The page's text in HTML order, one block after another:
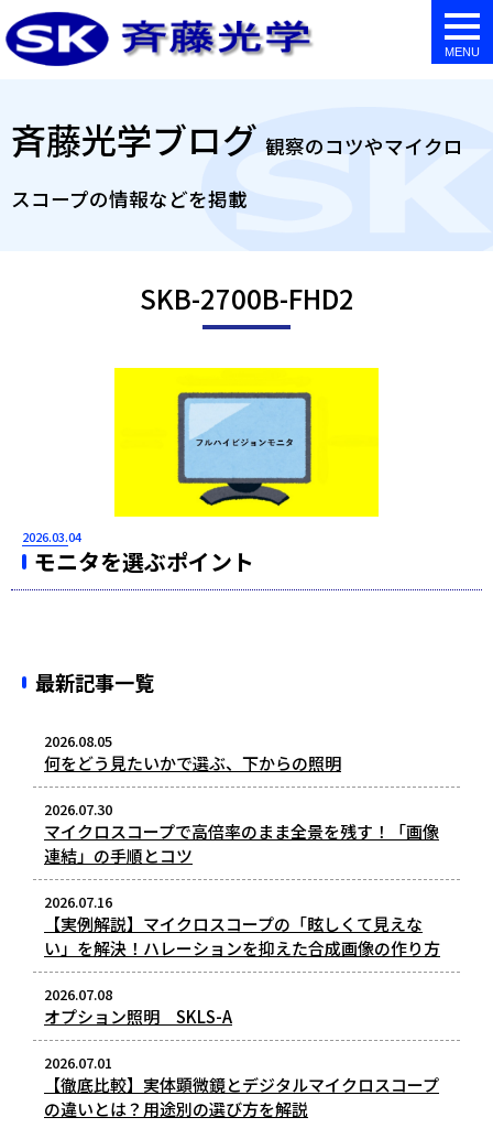
斉藤光学ブログ 観察のコツやマイクロ
スコープの情報などを掲載
SKB-2700B-FHD2
2026.03.04
モニタを選ぶポイント
最新記事一覧
2026.08.05
何をどう見たいかで選ぶ、下からの照明
2026.07.30
マイクロスコープで高倍率のまま全景を残す！「画像
連結」の手順とコツ
2026.07.16
【実例解説】マイクロスコープの「眩しくて見えな
い」を解決！ハレーションを抑えた合成画像の作り方
2026.07.08
オプション照明 SKLS-A
2026.07.01
【徹底比較】実体顕微鏡とデジタルマイクロスコープ
の違いとは？用途別の選び方を解説